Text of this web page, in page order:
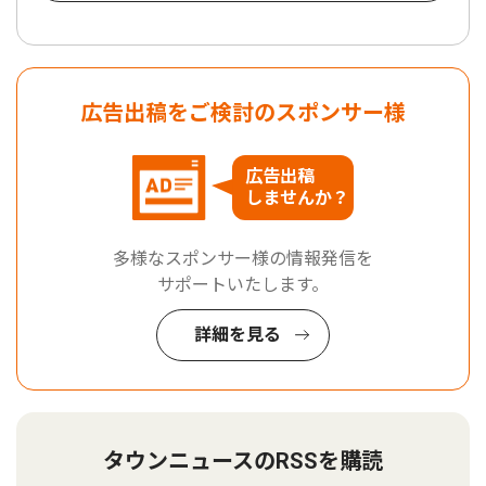
広告出稿をご検討のスポンサー様
広告出稿
しませんか？
多様なスポンサー様の情報発信を
サポートいたします。
詳細を見る
タウンニュースのRSSを購読